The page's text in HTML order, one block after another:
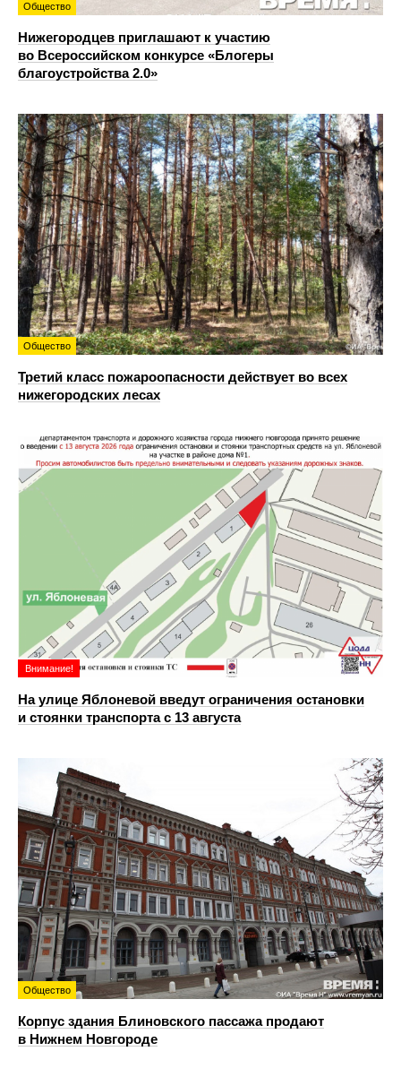
Общество
Нижегородцев приглашают к участию
во Всероссийском конкурсе «Блогеры
благоустройства 2.0»
Общество
Третий класс пожароопасности действует во всех
нижегородских лесах
Внимание!
На улице Яблоневой введут ограничения остановки
и стоянки транспорта с 13 августа
Общество
Корпус здания Блиновского пассажа продают
в Нижнем Новгороде